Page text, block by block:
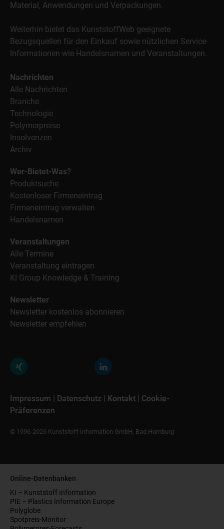
Material, Anwendungen und Verpackungen.
Weiterhin bietet das KunststoffWeb geeignete
Bezugsquellen für den Einkauf sowie nützlichen Service-
Informationen wie Handelsnamen und Veranstaltungen.
Nachrichten
Alle Nachrichten
Branche
Technologie
Polymerpreise
Insolvenzen
Archiv
Wer-Bietet-Was?
Produktsuche
Kostenloser Firmeneintrag
Firmeneintrag verwalten
Handelsnamen
Veranstaltungen
Alle Termine
Veranstaltung eintragen
KI Group Knowledge & Training
Newsletter
Newsletter kostenlos abonnieren
Newsletter empfehlen
Impressum | Datenschutz | Kontakt | Cookie-
Präferenzen
© 1996-2026 Kunststoff Information GmbH, Bad Homburg
Online-Datenbanken
KI – Kunststoff Information
PIE – Plastics Information Europe
Polyglobe
Spotpreis-Monitor